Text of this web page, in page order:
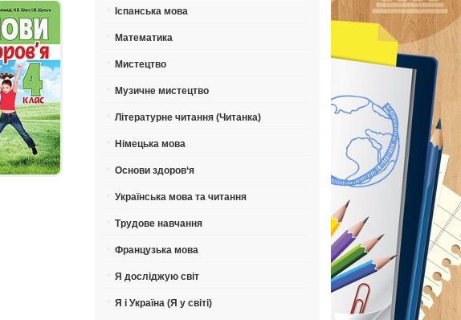
Іспанська мова
Математика
Мистецтво
Музичне мистецтво
Літературне читання (Читанка)
Німецька мова
Основи здоров‘я
Українська мова та читання
Трудове навчання
Французька мова
Я досліджую світ
Я і Україна (Я у світі)